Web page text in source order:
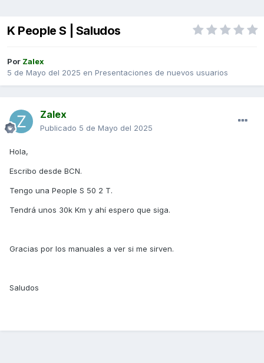
K People S | Saludos
Por Zalex
5 de Mayo del 2025 en Presentaciones de nuevos usuarios
Zalex
Publicado 5 de Mayo del 2025
Hola,
Escribo desde BCN.
Tengo una People S 50 2 T.
Tendrá unos 30k Km y ahí espero que siga.
Gracias por los manuales a ver si me sirven.
Saludos